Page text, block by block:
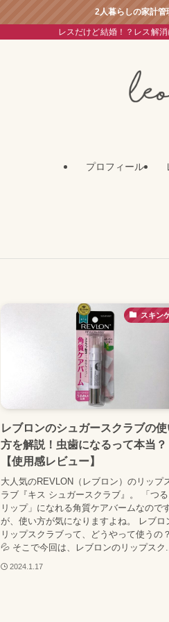
2人暮らしの家計管
レスだけど結婚！？レス解
プロフィール
スキン
レブロンのシュガースクラブの使
方を解説！虫歯になるって本当？
【使用感レビュー】
大人気のREVLON（レブロン）のリップ
ラブ『キス シュガースクラブ』。 「つ
リップ」になれる角質ケアバームなので
が、使い方が気になりますよね。 レブロ
リップスクラブって、どうやって使うの
💦 そこで今回は、レブロンのリップスク...
2024.1.17